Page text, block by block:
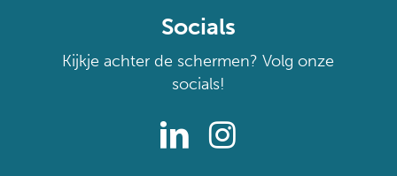
Socials
Kijkje achter de schermen? Volg onze
socials!